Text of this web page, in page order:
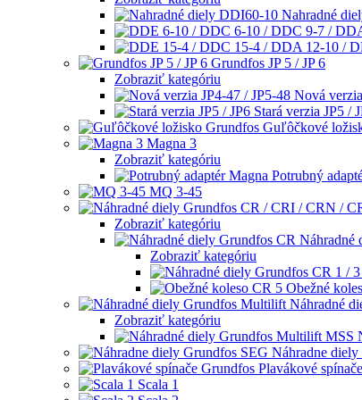
Nahradné
Grundfos JP 5 / JP 6
Zobraziť kategóriu
Nová
Stará verzia JP5 /
Guľôčkové
Magna 3
Zobraziť kategóriu
Potrubný
MQ 3-45
Zobraziť kategóriu
Náhradné
Zobraziť kategóriu
Obežné
Náhradné
Zobraziť kategóriu
Náhradne
Plavákové
Scala 1